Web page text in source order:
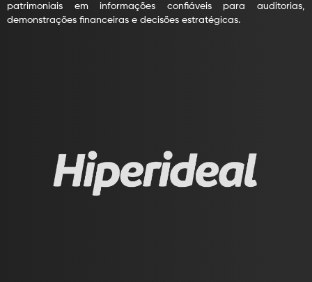
patrimoniais em informações confiáveis para auditorias,
demonstrações financeiras e decisões estratégicas.